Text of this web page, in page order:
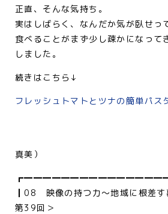
正直、そんな気持ち。
実はしばらく、なんだか気が臥せっ
食べることがまず少し疎かになって
しました。
続きはこちら↓
フレッシュトマトとツナの簡単パス
（
真美）
┃08 映像の持つ力～地域に根差
第39回＞